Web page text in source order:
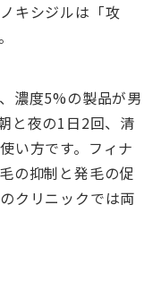
キシジルは「攻
濃度5%の製品が男
と夜の1日2回、清
い方です。フィナ
の抑制と発毛の促
クリニックでは両